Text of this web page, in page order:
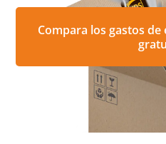
Compara los gastos